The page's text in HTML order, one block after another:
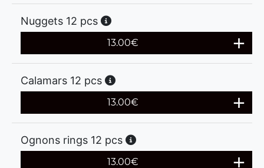
Nuggets 12 pcs
13.00€
Calamars 12 pcs
13.00€
Ognons rings 12 pcs
13.00€